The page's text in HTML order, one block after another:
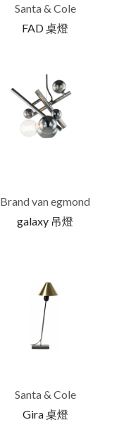
Santa & Cole
FAD 桌燈
Brand van egmond
galaxy 吊燈
Santa & Cole
Gira 桌燈